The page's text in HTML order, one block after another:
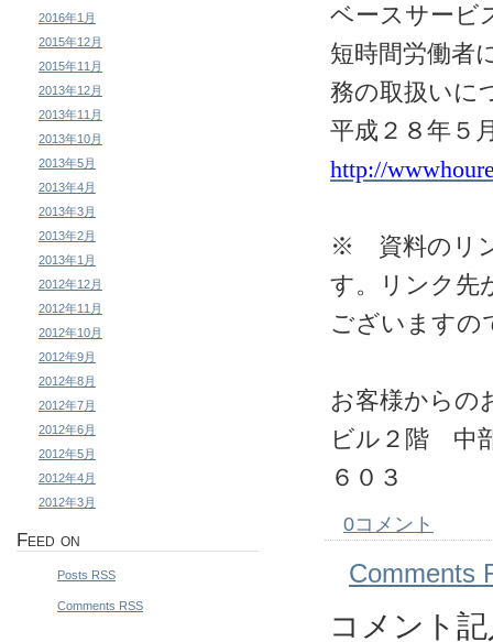
ベースサービ
短時間労働者
務の取扱いに
平成２８年５
http://
※ 資料のリ
す。リンク先
ございますの
お客様からの
ビル２階 中
６０３
0コメント
Comments
コメント
2016年1月
2015年12月
2015年11月
2013年12月
2013年11月
2013年10月
2013年5月
2013年4月
2013年3月
2013年2月
2013年1月
2012年12月
2012年11月
2012年10月
2012年9月
2012年8月
2012年7月
2012年6月
2012年5月
2012年4月
2012年3月
Feed on
Posts RSS
Comments RSS